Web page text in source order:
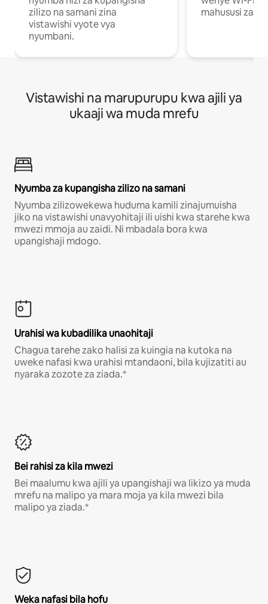
zilizo na samani zina
vistawishi vyote vya
nyumbani.
mahususi za
Vistawishi na marupurupu kwa ajili ya
ukaaji wa muda mrefu
Nyumba za kupangisha zilizo na samani
Nyumba zilizowekewa huduma kamili zinajumuisha
jiko na vistawishi unavyohitaji ili uishi kwa starehe kwa
mwezi mmoja au zaidi. Ni mbadala bora kwa
upangishaji mdogo.
Urahisi wa kubadilika unaohitaji
Chagua tarehe zako halisi za kuingia na kutoka na
uweke nafasi kwa urahisi mtandaoni, bila kujizatiti au
nyaraka zozote za ziada.*
Bei rahisi za kila mwezi
Bei maalumu kwa ajili ya upangishaji wa likizo ya muda
mrefu na malipo ya mara moja ya kila mwezi bila
malipo ya ziada.*
Weka nafasi bila hofu